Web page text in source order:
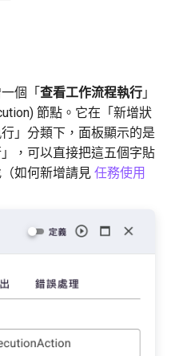
個「查看工作流程執行」
節點。它在「新增狀
」分類下，面板顯示的是
，可以直接把這五個字貼
如何新增請見 任務使用